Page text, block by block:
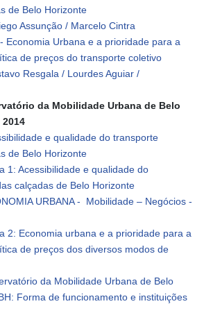
de Belo Horizonte
Assunção / Marcelo Cintra
Economia Urbana e a prioridade para a
de preços do transporte coletivo
Resgala / Lourdes Aguiar /
da Mobilidade Urbana de Belo
e qualidade do transporte
de Belo Horizonte
1: Acessibilidade e qualidade do
calçadas de Belo Horizonte
URBANA - Mobilidade – Negócios -
2: Economia urbana e a prioridade para a
de preços dos diversos modos de
da Mobilidade Urbana de Belo
Forma de funcionamento e instituições